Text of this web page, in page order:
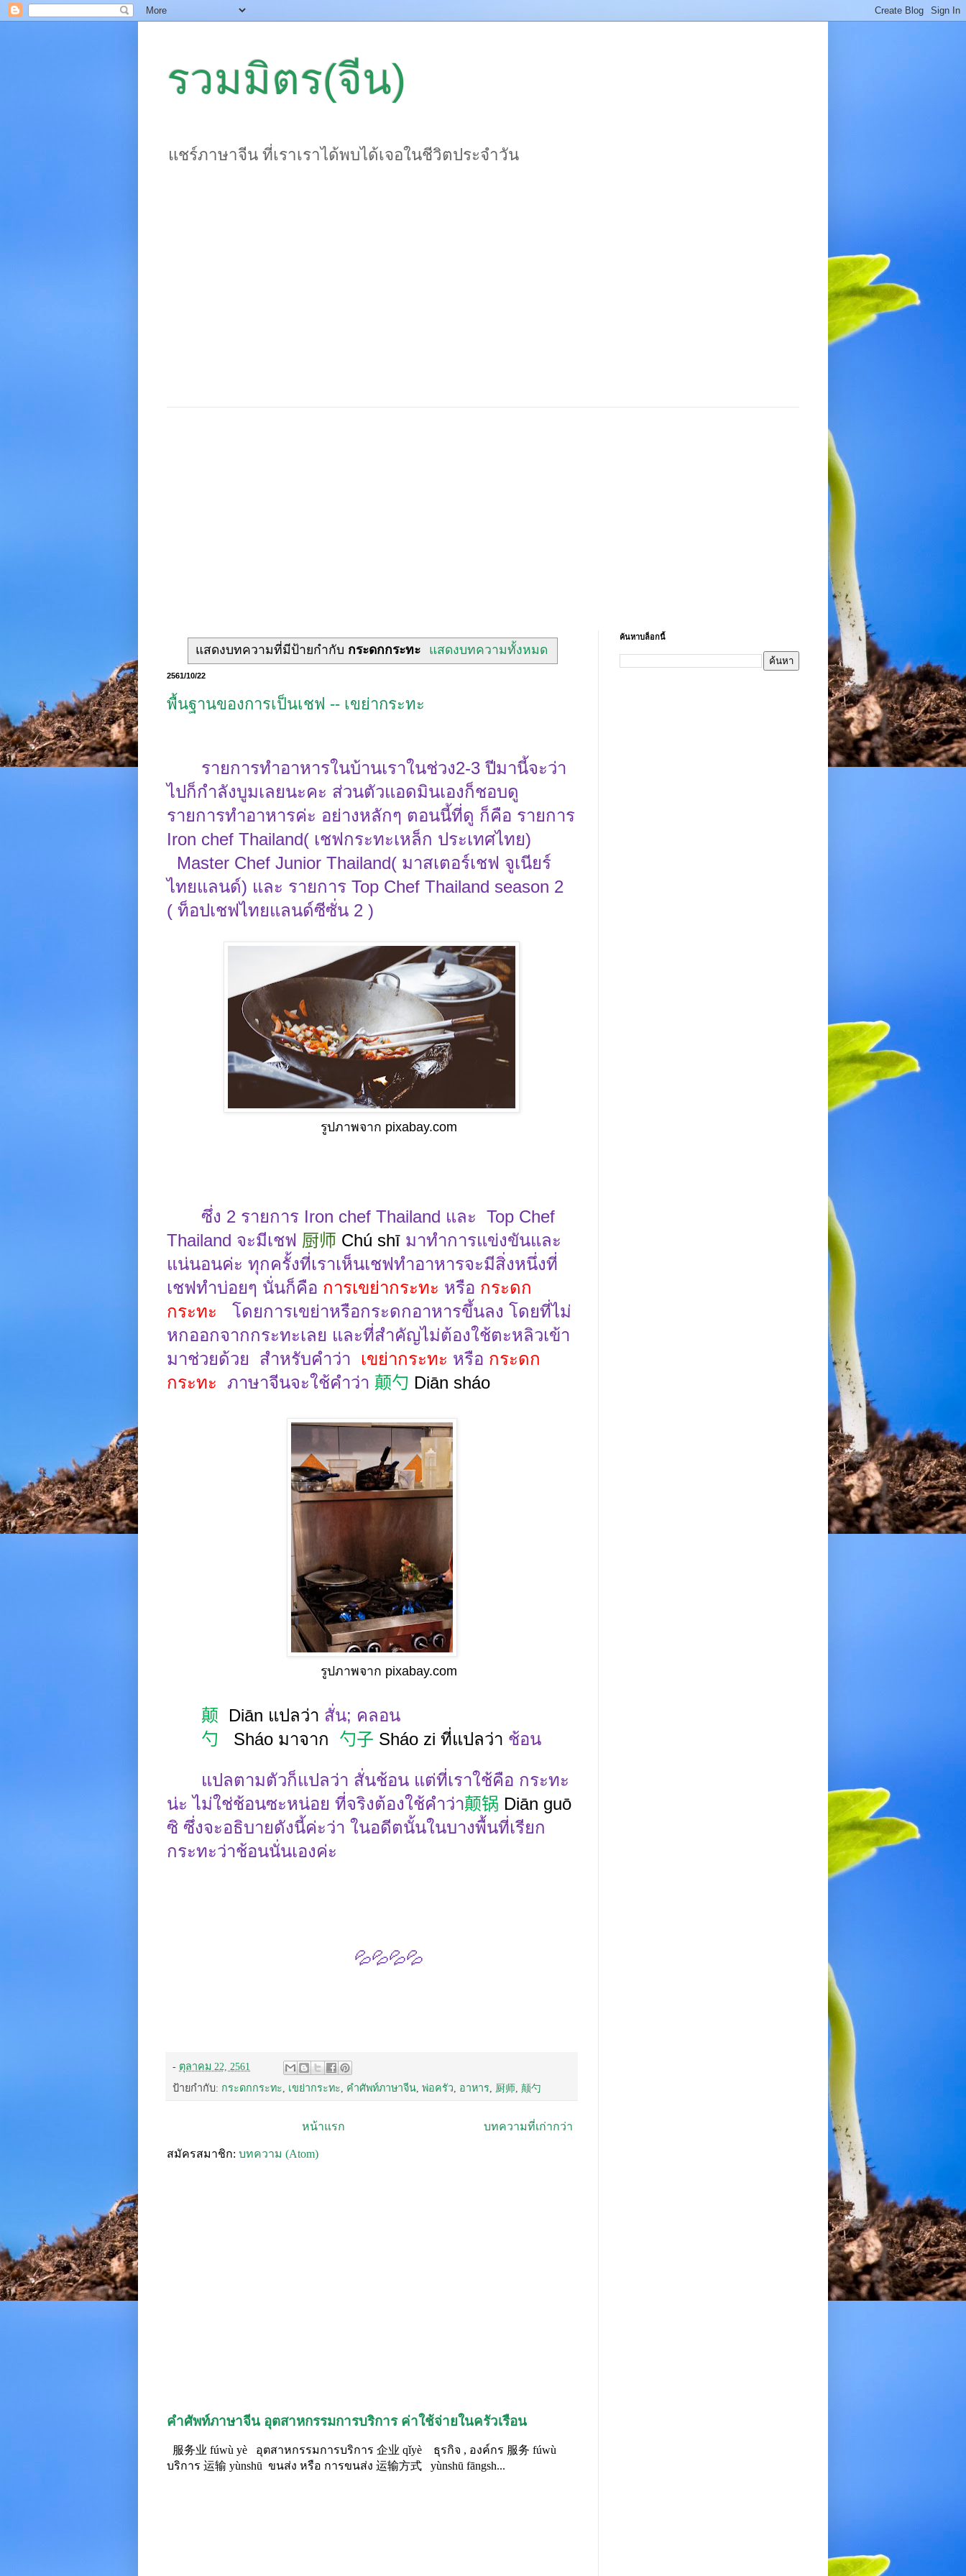
รวมมิตร(จีน)
แชร์ภาษาจีน ที่เราเราได้พบได้เจอในชีวิตประจำวัน
แสดงบทความที่มีป้ายกำกับ กระดกกระทะ แสดงบทความทั้งหมด
2561/10/22
พื้นฐานของการเป็นเชฟ -- เขย่ากระทะ
รายการทำอาหารในบ้านเราในช่วง2-3 ปีมานี้จะว่า
ไปก็กำลังบูมเลยนะคะ ส่วนตัวแอดมินเองก็ชอบดู
รายการทำอาหารค่ะ อย่างหลักๆ ตอนนี้ที่ดู ก็คือ รายการ
Iron chef Thailand( เชฟกระทะเหล็ก ประเทศไทย)
Master Chef Junior Thailand( มาสเตอร์เชฟ จูเนียร์
ไทยแลนด์) และ รายการ Top Chef Thailand season 2
( ท็อปเชฟไทยแลนด์ซีซั่น 2 )
รูปภาพจาก pixabay.com
ซึ่ง 2 รายการ Iron chef Thailand และ Top Chef
Thailand จะมีเชฟ 厨师 Chú shī มาทำการแข่งขันและ
แน่นอนค่ะ ทุกครั้งที่เราเห็นเชฟทำอาหารจะมีสิ่งหนึ่งที่
เชฟทำบ่อยๆ นั่นก็คือ การเขย่ากระทะ หรือ กระดก
กระทะ
โดยการเขย่าหรือกระดกอาหารขึ้นลง โดยที่ไม่
หกออกจากกระทะเลย และที่สำคัญไม่ต้องใช้ตะหลิวเข้า
มาช่วยด้วย
สำหรับคำว่า เขย่ากระทะ หรือ กระดก
กระทะ ภาษาจีนจะใช้คำว่า 颠勺 Diān sháo
รูปภาพจาก pixabay.com
颠 Diān แปลว่า สั่น; คลอน
勺 Sháo มาจาก 勺子 Sháo zi ที่แปลว่า ช้อน
แปลตามตัวก็แปลว่า สั่นช้อน แต่ที่เราใช้คือ กระทะ
น่ะ ไม่ใช่ช้อนซะหน่อย ที่จริงต้องใช้คำว่า颠锅 Diān guō
ซิ ซึ่งจะอธิบายดังนี้ค่ะว่า ในอดีตนั้นในบางพื้นที่เรียก
กระทะว่าช้อนนั่นเองค่ะ
💦💦💦💦
- ตุลาคม 22, 2561
ป้ายกำกับ: กระดกกระทะ เขย่ากระทะ คำศัพท์ภาษาจีน พ่อครัว อาหาร 厨师 颠勺
บทความที่เก่ากว่า
หน้าแรก
สมัครสมาชิก: บทความ (Atom)
คำศัพท์ภาษาจีน อุตสาหกรรมการบริการ ค่าใช้จ่ายในครัวเรือน
服务业 fúwù yè อุตสาหกรรมการบริการ 企业 qǐyè ธุรกิจ , องค์กร 服务 fúwù
บริการ 运输 yùnshū ขนส่ง หรือ การขนส่ง 运输方式 yùnshū fāngsh...
ค้นหาบล็อกนี้